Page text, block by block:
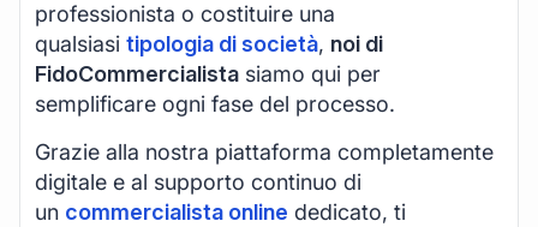
professionista o costituire una
qualsiasi tipologia di società, noi di
FidoCommercialista siamo qui per
semplificare ogni fase del processo.
Grazie alla nostra piattaforma completamente
digitale e al supporto continuo di
un commercialista online dedicato, ti